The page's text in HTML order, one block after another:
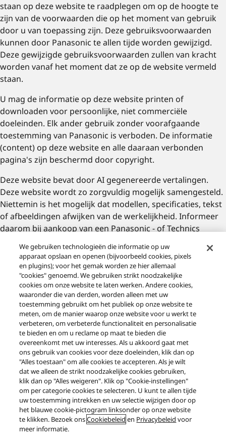
staan op deze website te raadplegen om op de hoogte te
zijn van de voorwaarden die op het moment van gebruik
door u van toepassing zijn. Deze gebruiksvoorwaarden
kunnen door Panasonic te allen tijde worden gewijzigd.
Deze gewijzigde gebruiksvoorwaarden zullen van kracht
worden vanaf het moment dat ze op de website vermeld
staan.
U mag de informatie op deze website printen of
downloaden voor persoonlijke, niet commerciële
doeleinden. Elk ander gebruik zonder voorafgaande
toestemming van Panasonic is verboden. De informatie
(content) op deze website en alle daaraan verbonden
pagina's zijn beschermd door copyright.
Deze website bevat door AI gegenereerde vertalingen.
Deze website wordt zo zorgvuldig mogelijk samengesteld.
Niettemin is het mogelijk dat modellen, specificaties, tekst
of afbeeldingen afwijken van de werkelijkheid. Informeer
daarom bij aankoop van een Panasonic - of Technics
op deze website heeft gezien. Ook kan het voorkomen dat
een product (tijdelijk) niet (meer) leverbaar is.
Panasonic geeft geen garantie dat de website toegankelijk
is of dat de servers die zorgen voor beschikbaarheid van
de website werken.
Alle op de website vermelden adviesprijzen zijn exclusief
verwijderingsbijdrage (deze wettelijke
verwijderingsbijdrage maakt een verantwoorde
(her)verwerking van oude apparatuur mogelijk).
Panasonic is een merknaam van Panasonic Corporation,
Japan.
We gebruiken technologieën die informatie op uw
apparaat opslaan en openen (bijvoorbeeld cookies, pixels
en plugins); voor het gemak worden ze hier allemaal
"cookies" genoemd. We gebruiken strikt noodzakelijke
cookies om onze website te laten werken. Andere cookies,
waaronder die van derden, worden alleen met uw
toestemming gebruikt om het publiek op onze website te
meten, om de manier waarop onze website voor u werkt te
verbeteren, om verbeterde functionaliteit en personalisatie
te bieden en om u reclame op maat te bieden die
overeenkomt met uw interesses. Als u akkoord gaat met
ons gebruik van cookies voor deze doeleinden, klik dan op
"Alles toestaan" om alle cookies te accepteren. Als je wilt
dat we alleen de strikt noodzakelijke cookies gebruiken,
klik dan op "Alles weigeren". Klik op "Cookie-instellingen"
om per categorie cookies te selecteren. U kunt te allen tijde
uw toestemming intrekken en uw selectie wijzigen door op
het blauwe cookie-pictogram linksonder op onze website
te klikken. Bezoek onsCookiebeleid en Privacybeleid voor
meer informatie.